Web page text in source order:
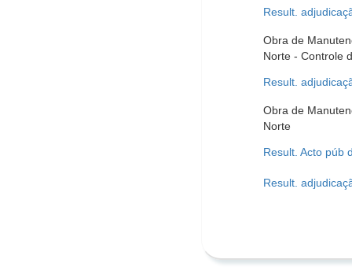
Result.
Obra de
Norte - Controle
Result.
Obra de
Norte
Result. Acto púb
Result.